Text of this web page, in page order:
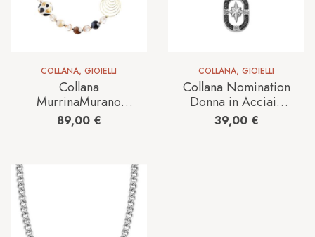
COLLANA, GIOIELLI
Collana
MurrinaMurano
Venezia Donna Aura
in Vetro Agata
89,00 €
COLLANA, GIOIELLI
Collana Nomination
Donna in Acciaio
Cubic Zirconia
133014/014
39,00 €